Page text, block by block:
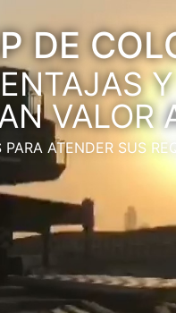
DE
VALOR
PARA ATENDER SUS